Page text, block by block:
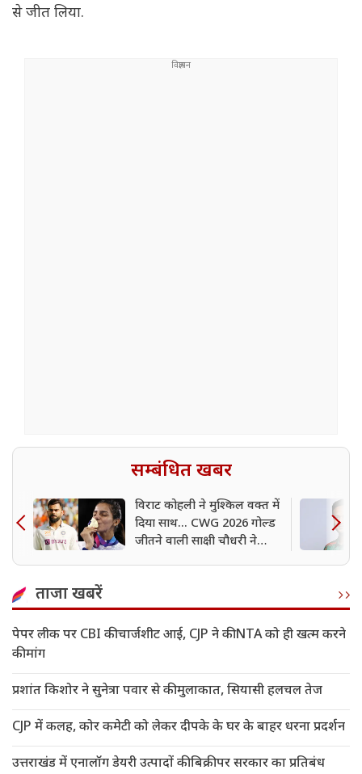
से जीत लिया.
सम्बंधित खबर
विराट कोहली ने मुश्किल वक्त में
दिया साथ... CWG 2026 गोल्ड
जीतने वाली साक्षी चौधरी ने
ताजा खबरें
पेपर लीक पर CBI की चार्जशीट आई, CJP ने की NTA को ही खत्म करने
की मांग
प्रशांत किशोर ने सुनेत्रा पवार से की मुलाकात, सियासी हलचल तेज
CJP में कलह, कोर कमेटी को लेकर दीपके के घर के बाहर धरना प्रदर्शन
उत्तराखंड में एनालॉग डेयरी उत्पादों की बिक्री पर सरकार का प्रतिबंध